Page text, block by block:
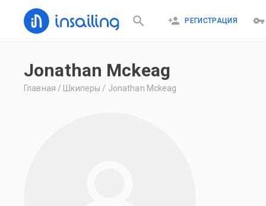
РЕГИСТРАЦИЯ
Jonathan Mckeag
Главная / Шкиперы / Jonathan Mckeag